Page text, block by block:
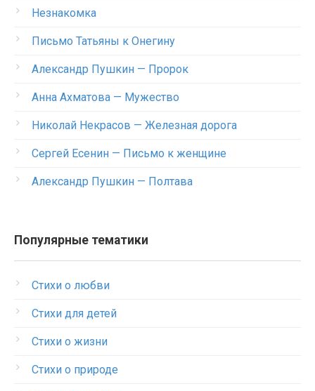
Незнакомка
Письмо Татьяны к Онегину
Александр Пушкин — Пророк
Анна Ахматова — Мужество
Николай Некрасов — Железная дорога
Сергей Есенин — Письмо к женщине
Александр Пушкин — Полтава
Популярные тематики
Стихи о любви
Стихи для детей
Стихи о жизни
Стихи о природе